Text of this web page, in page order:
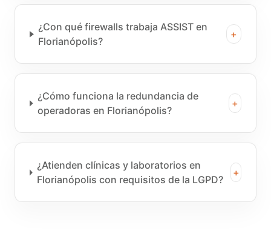
¿Con qué firewalls trabaja ASSIST en
Florianópolis?
+
¿Cómo funciona la redundancia de
operadoras en Florianópolis?
+
¿Atienden clínicas y laboratorios en
Florianópolis con requisitos de la LGPD?
+